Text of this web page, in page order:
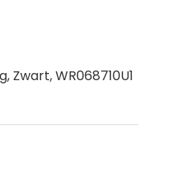
Zwart, WR068710U1